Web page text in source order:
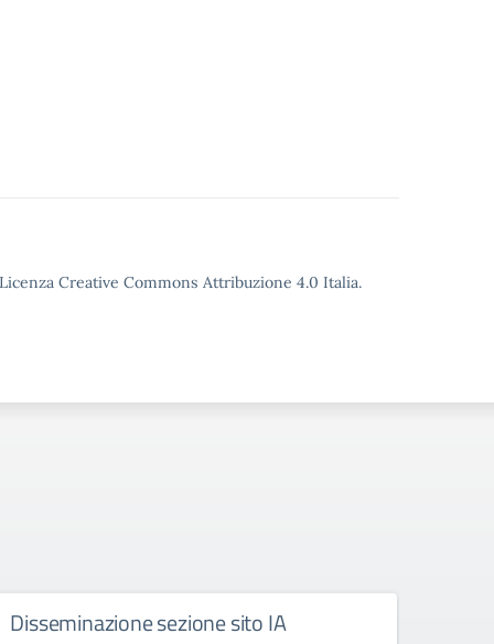
Creative Commons Attribuzione 4.0 Italia.
Disseminazione sezione sito IA